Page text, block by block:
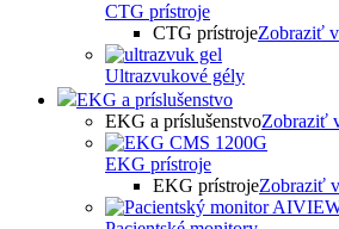
CTG prístroje
CTG prístrojeZobraziť
Ultrazvukové gély
EKG a príslušenstvo
EKG a príslušenstvoZobraziť
EKG prístroje
EKG prístrojeZobraziť